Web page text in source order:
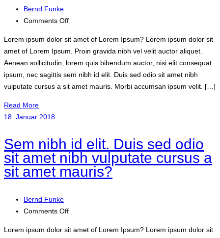
Bernd Funke
Comments Offon
gravida
nibh
vel
velit
auctor
lorem
quis
bibendum
auctor?
Lorem ipsum dolor sit amet of Lorem Ipsum? Lorem ipsum dolor sit
amet of Lorem Ipsum. Proin gravida nibh vel velit auctor aliquet.
Aenean sollicitudin, lorem quis bibendum auctor, nisi elit consequat
ipsum, nec sagittis sem nibh id elit. Duis sed odio sit amet nibh
vulputate cursus a sit amet mauris. Morbi accumsan ipsum velit. […]
Read More
18. Januar 2018
Sem nibh id elit. Duis sed odio
sit amet nibh vulputate cursus a
sit amet mauris?
Bernd Funke
Comments Offon
nibh
Lorem ipsum dolor sit amet of Lorem Ipsum? Lorem ipsum dolor sit